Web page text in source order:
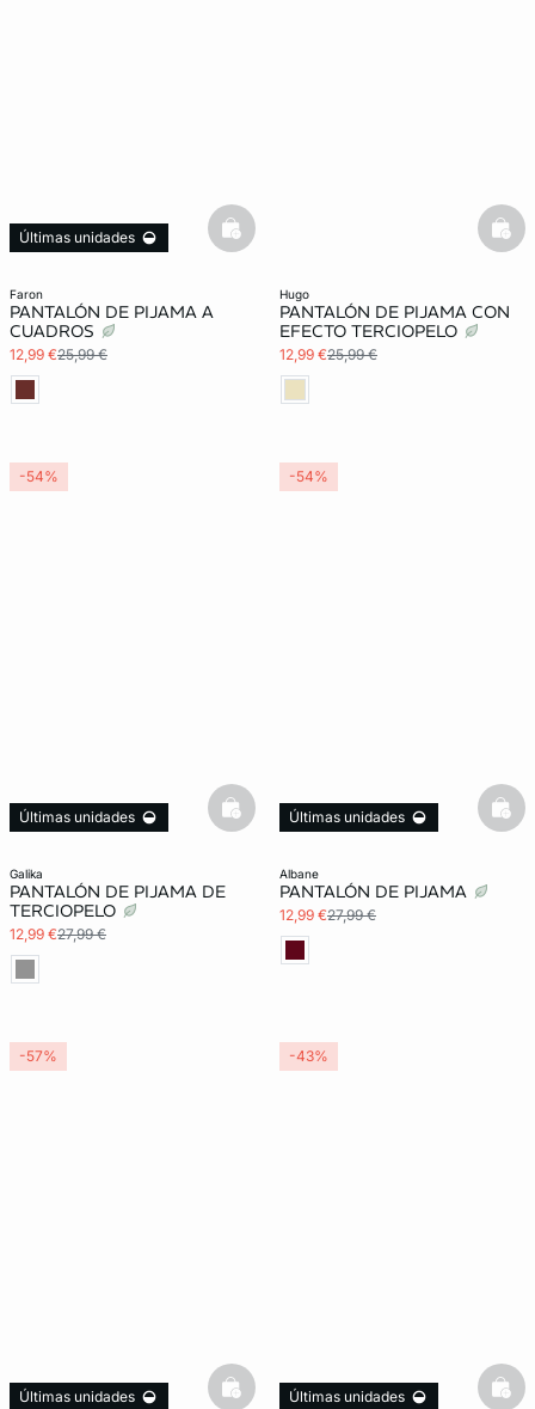
faron
PANTALÓN DE PIJAMA A
CUADROS
12,99 €25,99 €
Últimas unidades basketfull
hugo
PANTALÓN DE PIJAMA CON
EFECTO TERCIOPELO
12,99 €25,99 €
galika
PANTALÓN DE PIJAMA DE
TERCIOPELO
12,99 €27,99 €
Últimas unidades basketfull
-54%
albane
PANTALÓN DE PIJAMA
12,99 €27,99 €
Últimas unidades
-54%
Últimas unidades basketfull
-57%
Últimas unidades
-43%